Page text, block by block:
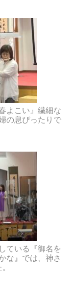
よこい』繊細な
息ぴったりで
ている『御名を
な』では、神さ